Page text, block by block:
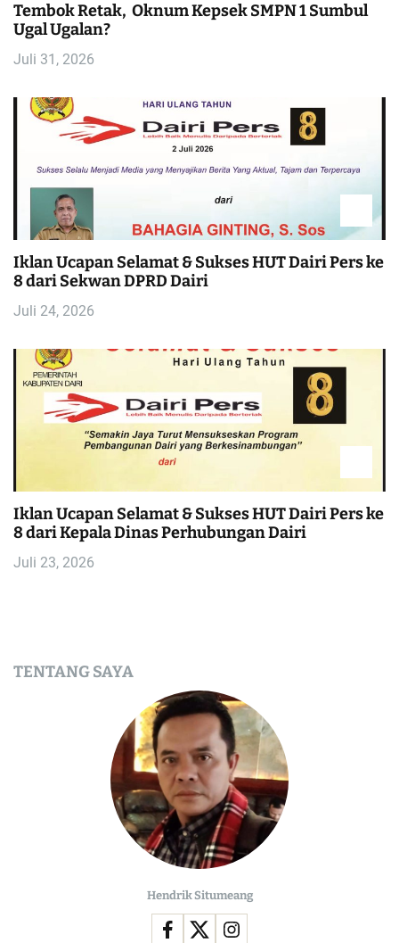
Tembok Retak, Oknum Kepsek SMPN 1 Sumbul
Ugal Ugalan?
Juli 31, 2026
Iklan Ucapan Selamat & Sukses HUT Dairi Pers ke
8 dari Sekwan DPRD Dairi
Juli 24, 2026
Iklan Ucapan Selamat & Sukses HUT Dairi Pers ke
8 dari Kepala Dinas Perhubungan Dairi
Juli 23, 2026
TENTANG SAYA
Hendrik Situmeang